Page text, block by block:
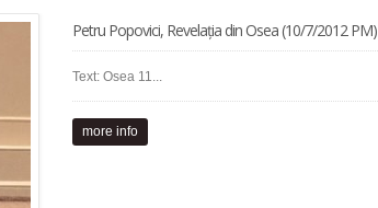
Petru Popovici, Revelația din Osea (10/7/2012 PM)
Text: Osea 11...
more info